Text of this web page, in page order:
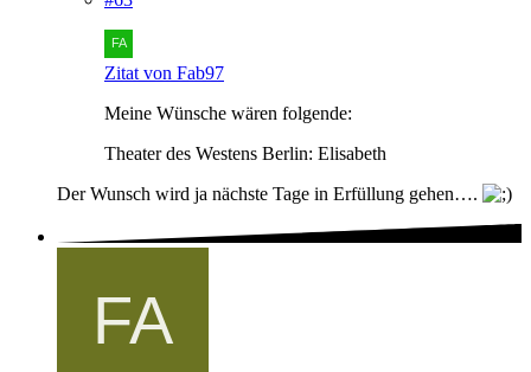
Zitat von Fab97
Meine Wünsche wären folgende:
Theater des Westens Berlin: Elisabeth
Der Wunsch wird ja nächste Tage in Erfüllung gehen….